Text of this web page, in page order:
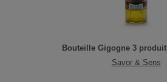
Bouteille Gigogne 3
Savor & Sens